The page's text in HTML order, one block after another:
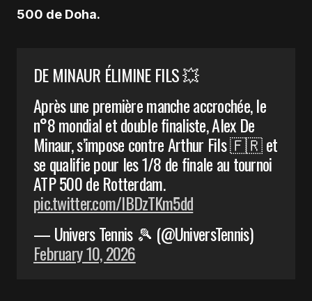
500 de Doha.
DE MINAUR ÉLIMINE FILS 💥
Après une première manche accrochée, le
n°8 mondial et double finaliste, Alex De
Minaur, s’impose contre Arthur Fils 🇫🇷 et
se qualifie pour les 1/8 de finale au tournoi
ATP 500 de Rotterdam.
pic.twitter.com/lBDzTKm5dd
— Univers Tennis 🎾 (@UniversTennis)
February 10, 2026